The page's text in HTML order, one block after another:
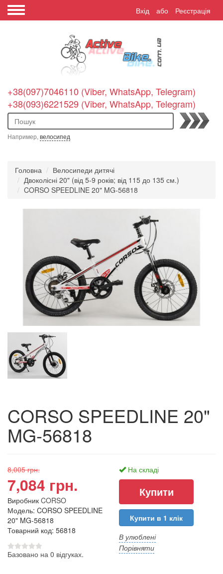
Вхід або Реєстрація
+38(097)7046110 (Viber, WhatsApp, Telegram)
+38(093)6221529 (Viber, WhatsApp, Telegram)
Пошук
Например, велосипед
Головна
Велосипеди дитячі
Двоколісні 20" (від 5-9 років; від 115 до 135 см.)
CORSO SPEEDLINE 20" MG-56818
CORSO SPEEDLINE 20"
MG-56818
8,005 грн.
7,084 грн.
Виробник CORSO
Модель: CORSO SPEEDLINE
20" MG-56818
Товарний код: 56818
Базовано на 0 відгуках.
На складі
Купити в 1 клік
В улюблені
Порівняти